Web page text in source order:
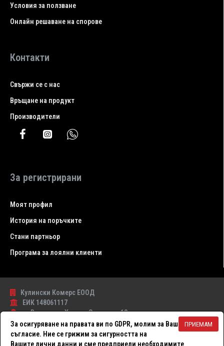
Условия за ползване
Онлайн решаване на спорове
Контакти
Свържи се с нас
Връщане на продукт
Производители
За регистрирани
Моят профил
История на поръчките
Стани партньор
Програма за лоялни клиенти
Кулински Комерс ЕООД
ЕИК 148061117
гр.Варна , ул. Христо Самсаров 13
0886 13 50 55
ПРИЕМАМ
За осигуряване на правата ви по GDPR, молим за Вашето
съгласие. Ние се грижим за сигурността на
Вашите лични данни и сме предприели необходимите
ФИЛТЪР